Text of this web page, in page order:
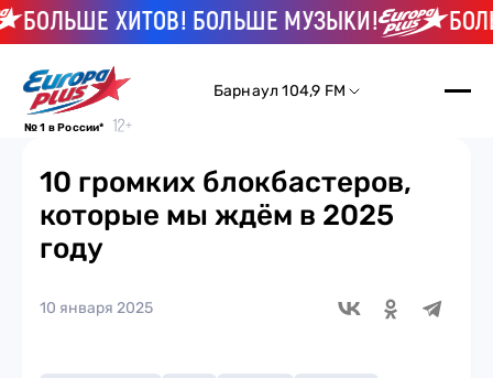
ХИТОВ! БОЛЬШЕ МУЗЫКИ!
№ 1 в России*
Барнаул 104,9 FM
10 громких блокбастеров,
которые мы ждём в 2025
году
10 января 2025